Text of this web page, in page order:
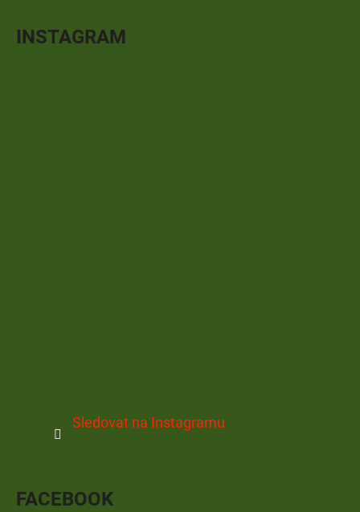
INSTAGRAM
Sledovat na Instagramu
FACEBOOK